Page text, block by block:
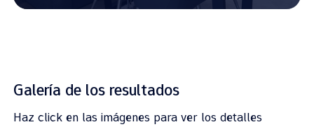
Galería de los resultados
Haz click en las imágenes para ver los detalles